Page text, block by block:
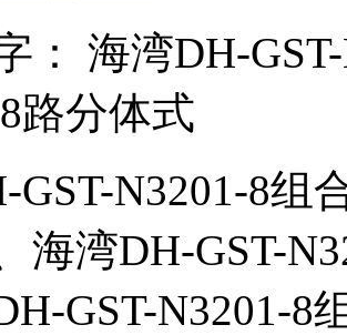
：
海湾DH-
路分体式
GST-N3201-8组
海湾DH-GST-
GST-N3201-8